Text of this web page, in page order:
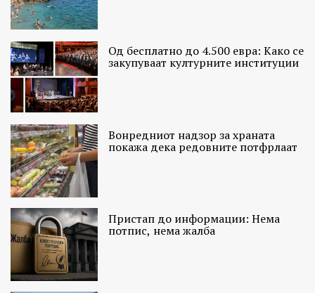
Од бесплатно до 4.500 евра: Како се
закупуваат културните институции
Вонредниот надзор за храната
покажа дека редовните потфрлаат
Пристап до информации: Нема
потпис, нема жалба